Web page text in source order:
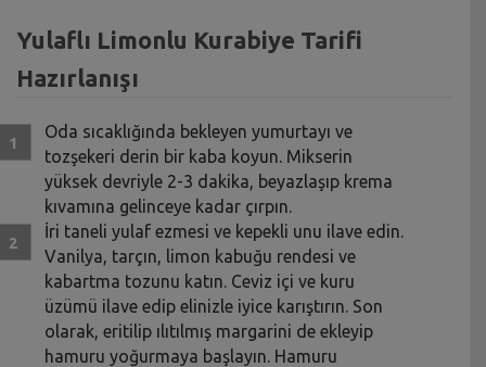
Yulaflı Limonlu Kurabiye Tarifi
Hazırlanışı
Oda sıcaklığında bekleyen yumurtayı ve
tozşekeri derin bir kaba koyun. Mikserin
yüksek devriyle 2-3 dakika, beyazlaşıp krema
kıvamına gelinceye kadar çırpın.
İri taneli yulaf ezmesi ve kepekli unu ilave edin.
Vanilya, tarçın, limon kabuğu rendesi ve
kabartma tozunu katın. Ceviz içi ve kuru
üzümü ilave edip elinizle iyice karıştırın. Son
olarak, eritilip ılıtılmış margarini de ekleyip
hamuru yoğurmaya başlayın. Hamuru